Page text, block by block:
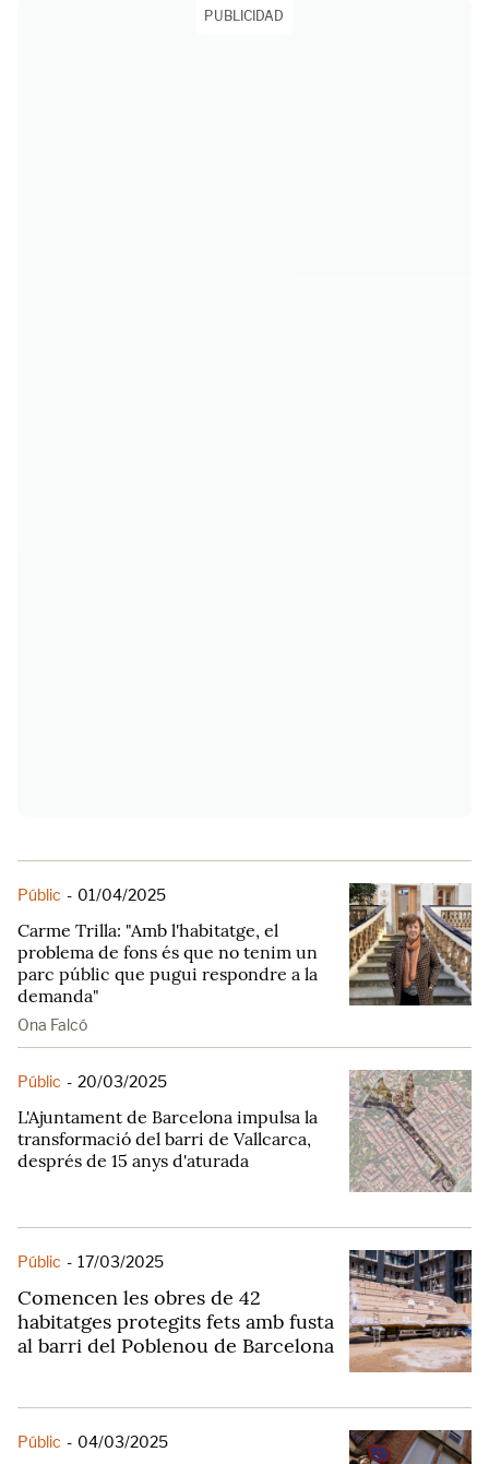
PUBLICIDAD
Públic - 01/04/2025
Carme Trilla: "Amb l'habitatge, el
problema de fons és que no tenim un
parc públic que pugui respondre a la
demanda"
Ona Falcó
Públic - 20/03/2025
L'Ajuntament de Barcelona impulsa la
transformació del barri de Vallcarca,
després de 15 anys d'aturada
Públic - 17/03/2025
Comencen les obres de 42
habitatges protegits fets amb fusta
al barri del Poblenou de Barcelona
Públic - 04/03/2025